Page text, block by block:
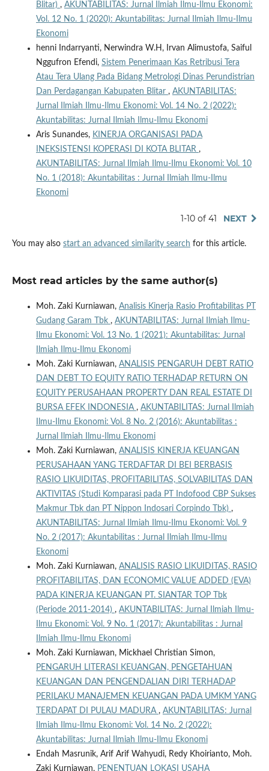
Blitar) , AKUNTABILITAS: Jurnal Ilmiah Ilmu-Ilmu Ekonomi:
Vol. 12 No. 1 (2020): Akuntabilitas: Jurnal Ilmiah Ilmu-Ilmu
Ekonomi
henni Indarryanti, Nerwindra W.H, Irvan Alimustofa, Saiful
Nggufron Efendi, Sistem Penerimaan Kas Retribusi Tera
Atau Tera Ulang Pada Bidang Metrologi Dinas Perundistrian
Dan Perdagangan Kabupaten Blitar , AKUNTABILITAS:
Jurnal Ilmiah Ilmu-Ilmu Ekonomi: Vol. 14 No. 2 (2022):
Akuntabilitas: Jurnal Ilmiah Ilmu-Ilmu Ekonomi
Aris Sunandes, KINERJA ORGANISASI PADA
INEKSISTENSI KOPERASI DI KOTA BLITAR ,
AKUNTABILITAS: Jurnal Ilmiah Ilmu-Ilmu Ekonomi: Vol. 10
No. 1 (2018): Akuntabilitas : Jurnal Ilmiah Ilmu-Ilmu
Ekonomi
1-10 of 41 NEXT
You may also start an advanced similarity search for this article.
Most read articles by the same author(s)
Moh. Zaki Kurniawan, Analisis Kinerja Rasio Profitabilitas PT
Gudang Garam Tbk , AKUNTABILITAS: Jurnal Ilmiah Ilmu-
Ilmu Ekonomi: Vol. 13 No. 1 (2021): Akuntabilitas: Jurnal
Ilmiah Ilmu-Ilmu Ekonomi
Moh. Zaki Kurniawan, ANALISIS PENGARUH DEBT RATIO
DAN DEBT TO EQUITY RATIO TERHADAP RETURN ON
EQUITY PERUSAHAAN PROPERTY DAN REAL ESTATE DI
BURSA EFEK INDONESIA , AKUNTABILITAS: Jurnal Ilmiah
Ilmu-Ilmu Ekonomi: Vol. 8 No. 2 (2016): Akuntabilitas :
Jurnal Ilmiah Ilmu-Ilmu Ekonomi
Moh. Zaki Kurniawan, ANALISIS KINERJA KEUANGAN
PERUSAHAAN YANG TERDAFTAR DI BEI BERBASIS
RASIO LIKUIDITAS, PROFITABILITAS, SOLVABILITAS DAN
AKTIVITAS (Studi Komparasi pada PT Indofood CBP Sukses
Makmur Tbk dan PT Nippon Indosari Corpindo Tbk) ,
AKUNTABILITAS: Jurnal Ilmiah Ilmu-Ilmu Ekonomi: Vol. 9
No. 2 (2017): Akuntabilitas : Jurnal Ilmiah Ilmu-Ilmu
Ekonomi
Moh. Zaki Kurniawan, ANALISIS RASIO LIKUIDITAS, RASIO
PROFITABILITAS, DAN ECONOMIC VALUE ADDED (EVA)
PADA KINERJA KEUANGAN PT. SIANTAR TOP Tbk
(Periode 2011-2014) , AKUNTABILITAS: Jurnal Ilmiah Ilmu-
Ilmu Ekonomi: Vol. 9 No. 1 (2017): Akuntabilitas : Jurnal
Ilmiah Ilmu-Ilmu Ekonomi
Moh. Zaki Kurniawan, Mickhael Christian Simon,
PENGARUH LITERASI KEUANGAN, PENGETAHUAN
KEUANGAN DAN PENGENDALIAN DIRI TERHADAP
PERILAKU MANAJEMEN KEUANGAN PADA UMKM YANG
TERDAPAT DI PULAU MADURA , AKUNTABILITAS: Jurnal
Ilmiah Ilmu-Ilmu Ekonomi: Vol. 14 No. 2 (2022):
Akuntabilitas: Jurnal Ilmiah Ilmu-Ilmu Ekonomi
Endah Masrunik, Arif Arif Wahyudi, Redy Khoirianto, Moh.
Zaki Kurniawan, PENENTUAN LOKASI USAHA